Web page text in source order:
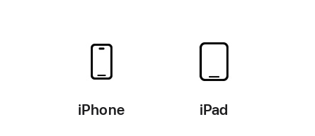
iPhone iPad